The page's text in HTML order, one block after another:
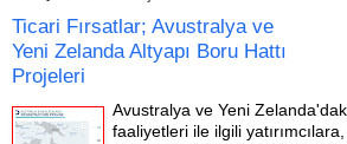
Ticari Fırsatlar; Avustralya ve
Yeni Zelanda Altyapı Boru Hattı
Projeleri
Avustralya ve Yeni
faaliyetleri ile ilgili yatırımcılara,